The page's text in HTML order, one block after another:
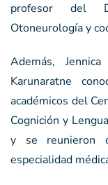
profesor del
Otoneurología y
Además,
Karunaratne
académicos del
Cognición y
y se reunieron
especialidad